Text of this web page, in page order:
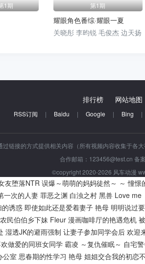
1期 第1期
耀眼角色番综·耀眼一夏
关晓彤 李昀锐 毛俊杰 边天扬
排行榜 网站地图
RSS订阅 | Baidu | Google | Bing |
链接的方式提供相关内容（所有视频内容收集于各
合作邮箱：123456@test.cn 备
©copyright 2020-2026 风车动漫
友堕落NTR 误爆～萌萌的妈妈徒然～ ～ 憧憬
一次的人妻 罪恶之渊 白浊之村 黑兽 Love me
的诱惑 即使如此还是爱着妻子 艳母 明明说过
农民伯伯乡下妹 Fleur 漫画咖啡厅的艳遇危机
湿透JK的避雨强制 让妻子参加同学会后 欢迎
做爱的同班女同学 霸凌 ～复仇催眠～ 自宅
公室 思春期的性学习 艳母 姐姐交合我的初恋